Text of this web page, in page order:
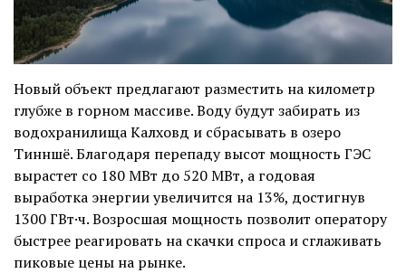
Новый объект предлагают разместить на километр
глубже в горном массиве. Воду будут забирать из
водохранилища Калховд и сбрасывать в озеро
Тинншё. Благодаря перепаду высот мощность ГЭС
вырастет со 180 МВт до 520 МВт, а годовая
выработка энергии увеличится на 13%, достигнув
1300 ГВт·ч. Возросшая мощность позволит оператору
быстрее реагировать на скачки спроса и сглаживать
пиковые цены на рынке.